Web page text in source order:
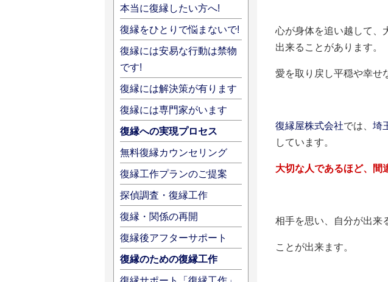
心が身体を追い越して、
出来ることがあります。
愛を取り戻し平穏や幸せ
復縁屋株式会社では、 埼
しています。
大切な人であるほど、間
相手を思い、自分が出来
ことが出来ます。
本当に復縁したい方へ!
復縁をひとりで悩まないで!
復縁には安易な行動は禁物
です!
復縁には解決策が有ります
復縁には専門家がいます
復縁への実現プロセス
無料復縁カウンセリング
復縁工作プランのご提案
探偵調査・復縁工作
復縁・関係の再開
復縁後アフターサポート
復縁のための復縁工作